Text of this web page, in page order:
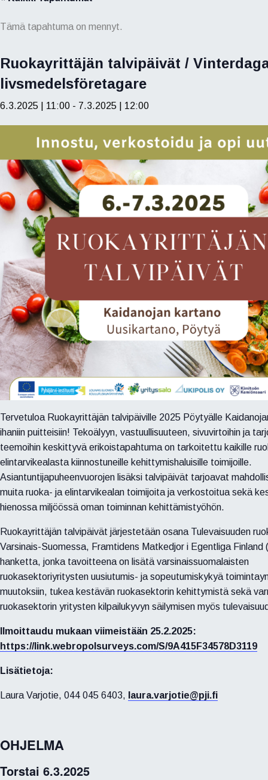
Tämä tapahtuma on mennyt.
Ruokayrittäjän talvipäivät /
livsmedelsföretagare
6.3.2025 | 11:00 - 7.3.2025 | 12:00
Tervetuloa Ruokayrittäjän talvipäiville 2025 Pöytyälle
ihaniin puitteisiin! Tekoälyyn, vastuullisuuteen, sivuvirtoihin ja
teemoihin keskittyvä erikoistapahtuma on tarkoitettu kaikille
elintarvikealasta kiinnostuneille kehittymishaluisille toimijoille.
Asiantuntijapuheenvuorojen lisäksi talvipäivät tarjoavat
muita ruoka- ja elintarvikealan toimijoita ja verkostoitua sekä
hienossa miljöössä oman toiminnan kehittämistyöhön.
Ruokayrittäjän talvipäivät järjestetään osana Tulevaisuuden
Varsinais-Suomessa, Framtidens Matkedjor i Egentliga Finland
hanketta, jonka tavoitteena on lisätä varsinaissuomalaisten
ruokasektoriyritysten uusiutumis- ja sopeutumiskykyä
muutoksiin, tukea kestävän ruokasektorin kehittymistä sekä
ruokasektorin yritysten kilpailukyvyn säilymisen myös
Ilmoittaudu mukaan viimeistään 25.2.2025:
https://link.webropolsurveys.com/S/9A415F34578D3119
Lisätietoja:
Laura Varjotie, 044 045 6403, laura.varjotie@pji.fi
OHJELMA
Torstai 6.3.2025